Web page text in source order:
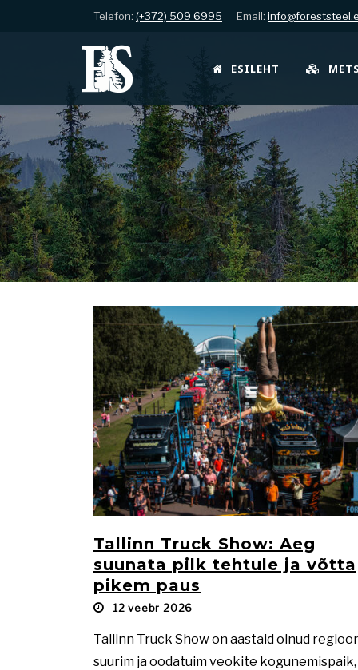
Telefon: (+372) 509 6995 Email:
ESILEHT
Tallinn Truck Show: Aeg
suunata pilk tehtule ja võtta
pikem paus
12 veebr 2026
Tallinn Truck Show on aastaid olnud
suurim ja oodatuim veokite kogunemispaik,